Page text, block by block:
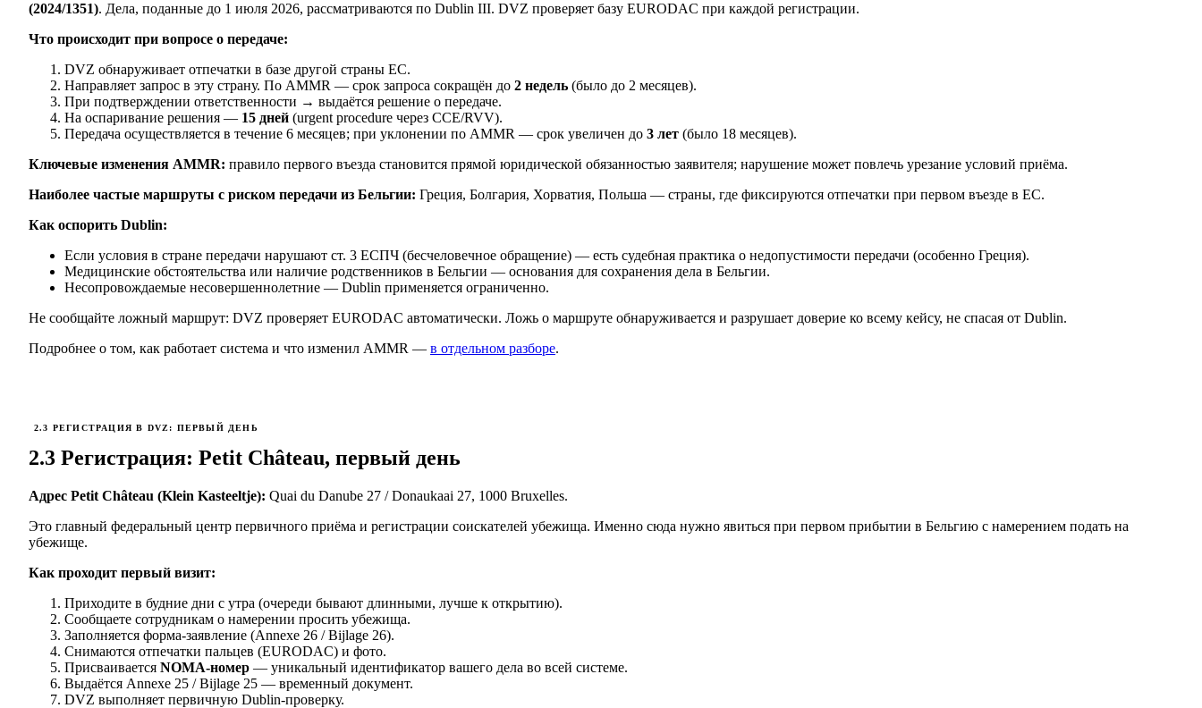
(2024/1351). Дела, поданные до 1 июля 2026, рассматриваются по Dublin III. DVZ проверяет базу EURODAC при каждой регистрации.
Что происходит при вопросе о передаче:
DVZ обнаруживает отпечатки в базе другой страны ЕС.
Направляет запрос в эту страну. По AMMR — срок запроса сокращён до 2 недель (было до 2 месяцев).
При подтверждении ответственности → выдаётся решение о передаче.
На оспаривание решения — 15 дней (urgent procedure через CCE/RVV).
Передача осуществляется в течение 6 месяцев; при уклонении по AMMR — срок увеличен до 3 лет (было 18 месяцев).
Ключевые изменения AMMR: правило первого въезда становится прямой юридической обязанностью заявителя; нарушение может повлечь урезание условий приёма.
Наиболее частые маршруты с риском передачи из Бельгии: Греция, Болгария, Хорватия, Польша — страны, где фиксируются отпечатки при первом въезде в ЕС.
Как оспорить Dublin:
Если условия в стране передачи нарушают ст. 3 ЕСПЧ (бесчеловечное обращение) — есть судебная практика о недопустимости передачи (особенно Греция).
Медицинские обстоятельства или наличие родственников в Бельгии — основания для сохранения дела в Бельгии.
Несопровождаемые несовершеннолетние — Dublin применяется ограниченно.
Не сообщайте ложный маршрут: DVZ проверяет EURODAC автоматически. Ложь о маршруте обнаруживается и разрушает доверие ко всему кейсу, не спасая от Dublin.
Подробнее о том, как работает система и что изменил AMMR — в отдельном разборе.
2.3 РЕГИСТРАЦИЯ В DVZ: ПЕРВЫЙ ДЕНЬ
2.3 Регистрация: Petit Château, первый день
Адрес Petit Château (Klein Kasteeltje): Quai du Danube 27 / Donaukaai 27, 1000 Bruxelles.
Это главный федеральный центр первичного приёма и регистрации соискателей убежища. Именно сюда нужно явиться при первом прибытии в Бельгию с намерением подать на
убежище.
Как проходит первый визит:
Приходите в будние дни с утра (очереди бывают длинными, лучше к открытию).
Сообщаете сотрудникам о намерении просить убежища.
Заполняется форма-заявление (Annexe 26 / Bijlage 26).
Снимаются отпечатки пальцев (EURODAC) и фото.
Присваивается NOMA-номер — уникальный идентификатор вашего дела во всей системе.
Выдаётся Annexe 25 / Bijlage 25 — временный документ.
DVZ выполняет первичную Dublin-проверку.